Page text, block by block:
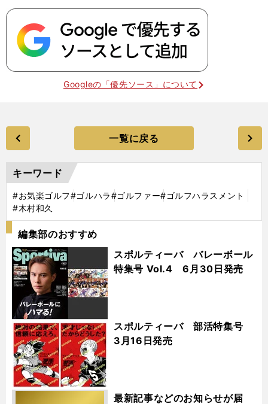
Googleの「優先ソース」について
一覧に戻る
キーワード
#お気楽ゴルフ#ゴルハラ#ゴルファー#ゴルフハラスメント
#木村和久
編集部のおすすめ
スポルティーバ バレーボール
特集号 Vol.4 6月30日発売
スポルティーバ 部活特集号
3月16日発売
最新記事などのお知らせが届